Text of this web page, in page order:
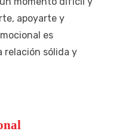
apoyarte y
es
sólida y